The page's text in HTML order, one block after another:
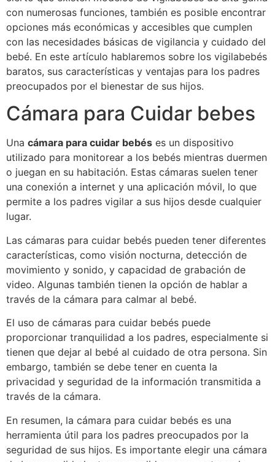
con numerosas funciones, también es posible encontrar
opciones más económicas y accesibles que cumplen
con las necesidades básicas de vigilancia y cuidado del
bebé. En este artículo hablaremos sobre los vigilabebés
baratos, sus características y ventajas para los padres
preocupados por el bienestar de sus hijos.
Cámara para Cuidar bebes
Una cámara para cuidar bebés es un dispositivo
utilizado para monitorear a los bebés mientras duermen
o juegan en su habitación. Estas cámaras suelen tener
una conexión a internet y una aplicación móvil, lo que
permite a los padres vigilar a sus hijos desde cualquier
lugar.
Las cámaras para cuidar bebés pueden tener diferentes
características, como visión nocturna, detección de
movimiento y sonido, y capacidad de grabación de
video. Algunas también tienen la opción de hablar a
través de la cámara para calmar al bebé.
El uso de cámaras para cuidar bebés puede
proporcionar tranquilidad a los padres, especialmente si
tienen que dejar al bebé al cuidado de otra persona. Sin
embargo, también se debe tener en cuenta la
privacidad y seguridad de la información transmitida a
través de la cámara.
En resumen, la cámara para cuidar bebés es una
herramienta útil para los padres preocupados por la
seguridad de sus hijos. Es importante elegir una cámara